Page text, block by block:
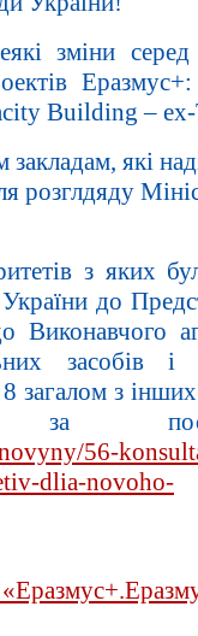
зміни серед
Building –
які
розглдяду
з яких
до
Виконавчого
засобів і
загалом з
56-
dlia-novoho-